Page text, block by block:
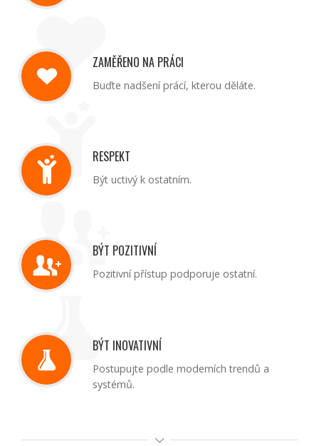
ZAMĚŘENO NA PRÁCI
Buďte nadšení prácí, kterou děláte.
RESPEKT
Být uctivý k ostatním.
BÝT POZITIVNÍ
Pozitivní přístup podporuje ostatní.
BÝT INOVATIVNÍ
Postupujte podle moderních trendů a
systémů.